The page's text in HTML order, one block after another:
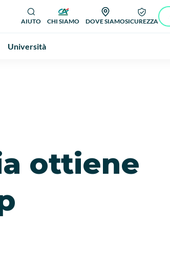
AIUTO CHI SIAMO DOVE SIAMOSICUREZZA
Università
ottiene